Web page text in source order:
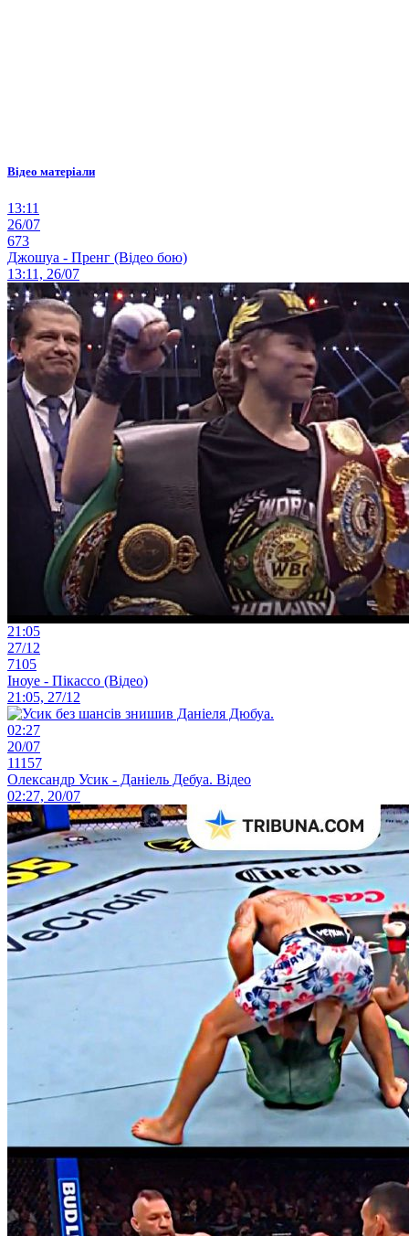
Відео матеріали
13:11
26/07
673
Джошуа - Пренг (Відео бою)
13:11, 26/07
21:05
27/12
7105
Іноуе - Пікассо (Відео)
21:05, 27/12
02:27
20/07
11157
Олександр Усик - Даніель Дебуа. Відео
02:27, 20/07